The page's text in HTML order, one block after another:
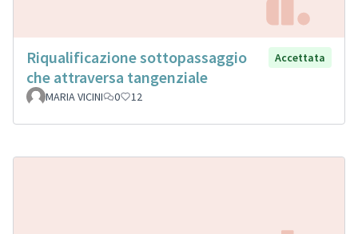
Riqualificazione sottopassaggio
che attraversa tangenziale
Accettata
MARIA VICINI 0 12